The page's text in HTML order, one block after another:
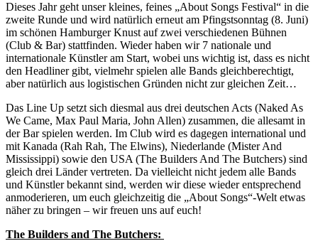
Dieses Jahr geht unser kleines, feines „About Songs Festival“ in die
zweite Runde und wird natürlich erneut am Pfingstsonntag (8. Juni)
im schönen Hamburger Knust auf zwei verschiedenen Bühnen
(Club & Bar) stattfinden. Wieder haben wir 7 nationale und
internationale Künstler am Start, wobei uns wichtig ist, dass es nicht
den Headliner gibt, vielmehr spielen alle Bands gleichberechtigt,
aber natürlich aus logistischen Gründen nicht zur gleichen Zeit…
Das Line Up setzt sich diesmal aus drei deutschen Acts (Naked As
We Came, Max Paul Maria, John Allen) zusammen, die allesamt in
der Bar spielen werden. Im Club wird es dagegen international und
mit Kanada (Rah Rah, The Elwins), Niederlande (Mister And
Mississippi) sowie den USA (The Builders And The Butchers) sind
gleich drei Länder vertreten. Da vielleicht nicht jedem alle Bands
und Künstler bekannt sind, werden wir diese wieder entsprechend
anmoderieren, um euch gleichzeitig die „About Songs“-Welt etwas
näher zu bringen – wir freuen uns auf euch!
The Builders and The Butchers: